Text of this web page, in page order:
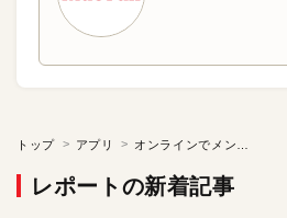
トップ アプリ
レポートの新着記事